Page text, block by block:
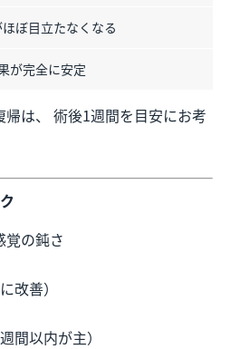
ぼ目立たなくなる
が完全に安定
は、 術後1週間を目安にお考
覚の鈍さ
改善）
間以内が主）